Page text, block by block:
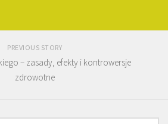
PREVIOUS STORY
– zasady, efekty i kontrowersje
zdrowotne